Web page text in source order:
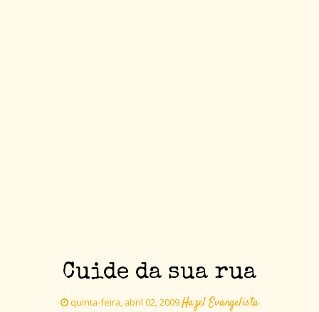
Cuide da sua rua
quinta-feira, abril 02, 2009Hazel Evangelista